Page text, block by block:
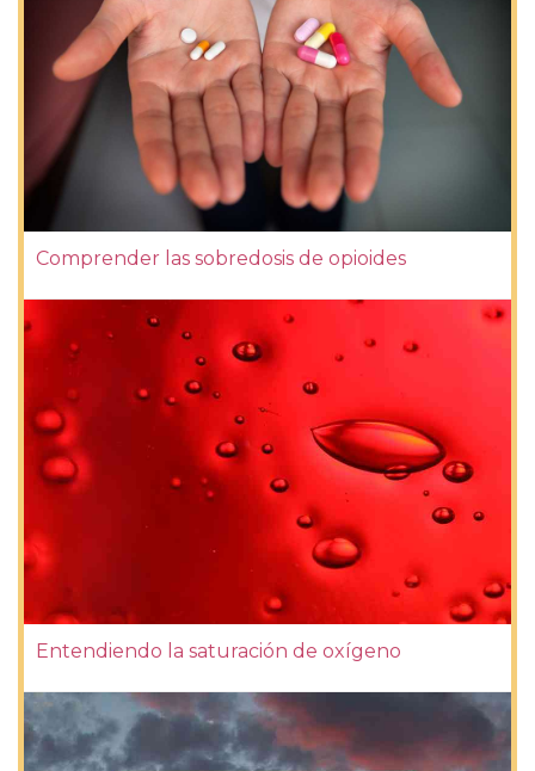
Comprender las sobredosis de opioides
Entendiendo la saturación de oxígeno